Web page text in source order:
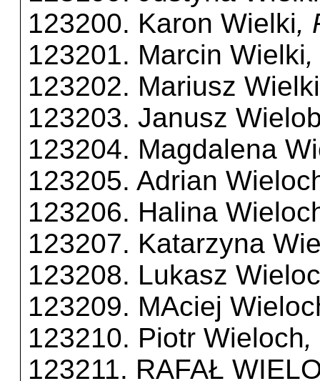
123200. Karon Wielki,
123201. Marcin Wielki
123202. Mariusz Wielki
123203. Janusz
123204. Magdalena
123205. Adrian
123206. Halina
123207. Katarzyna
123208. Lukasz
123209. MAciej
123210. Piotr Wieloch,
123211. RAFAŁ